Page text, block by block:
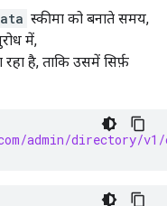
स्कीमा को बनाते समय,
में,
है, ताकि उसमें सिर्फ़
admin/directory/v1/